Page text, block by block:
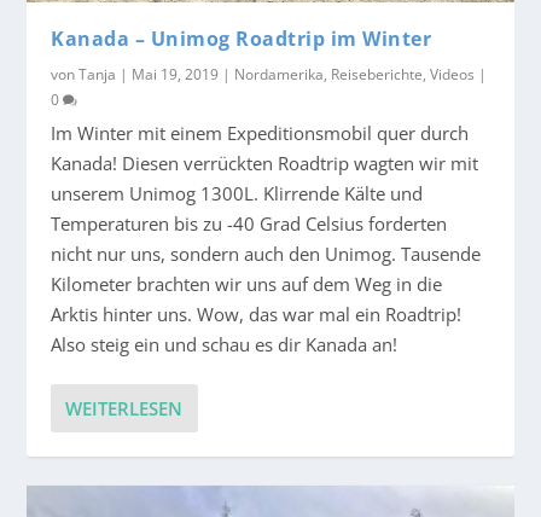
Kanada – Unimog Roadtrip im Winter
vonTanja | Mai 19, 2019 | Nordamerika, Reiseberichte,Videos |
0
Im Winter mit einem Expeditionsmobil quer durch
Kanada! Diesen verrückten Roadtrip wagten wir mit
unserem Unimog 1300L. Klirrende Kälte und
Temperaturen bis zu -40 Grad Celsius forderten
nicht nur uns, sondern auch den Unimog. Tausende
Kilometer brachten wir uns auf dem Weg in die
Arktis hinter uns. Wow, das war mal ein Roadtrip!
Also steig ein und schau es dir Kanada an!
WEITERLESEN